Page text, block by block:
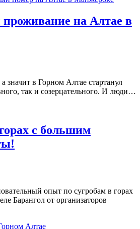
на Алтае в
значит в Горном Алтае стартанул
так и созерцательного. И люди…
с большим
опыт по сугробам в горах
Барангол от организаторов